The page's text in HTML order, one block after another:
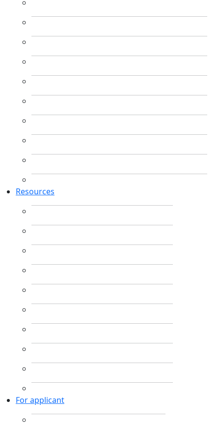
Resources
For applicant